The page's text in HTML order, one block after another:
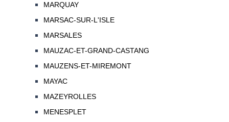
MARQUAY
MARSAC-SUR-L'ISLE
MARSALES
MAUZAC-ET-GRAND-CASTANG
MAUZENS-ET-MIREMONT
MAYAC
MAZEYROLLES
MENESPLET